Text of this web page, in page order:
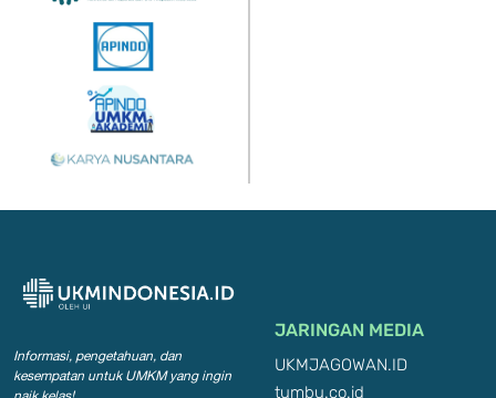
Informasi, pengetahuan, dan
kesempatan untuk UMKM yang ingin
JARINGAN MEDIA
UKMJAGOWAN.ID